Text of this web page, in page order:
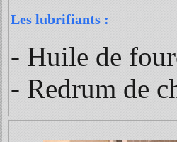
Les lubrifiants :
- Huile de
- Redrum de